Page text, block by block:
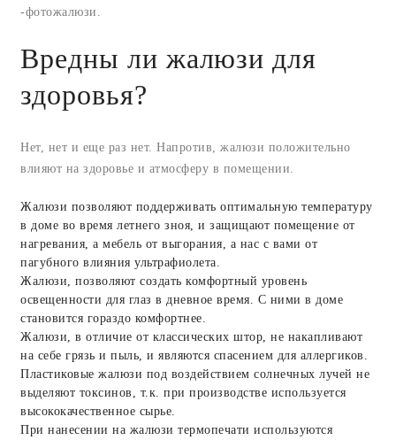
-фотожалюзи.
Вредны ли жалюзи для
здоровья?
Нет, нет и еще раз нет. Напротив, жалюзи положительно
влияют на здоровье и атмосферу в помещении.
Жалюзи позволяют поддерживать оптимальную температуру
в доме во время летнего зноя, и защищают помещение от
нагревания, а мебель от выгорания, а нас с вами от
пагубного влияния ультрафиолета.
Жалюзи, позволяют создать комфортный уровень
освещенности для глаз в дневное время. С ними в доме
становится гораздо комфортнее.
Жалюзи, в отличие от классических штор, не накапливают
на себе грязь и пыль, и являются спасением для аллергиков.
Пластиковые жалюзи под воздействием солнечных лучей не
выделяют токсинов, т.к. при производстве используется
высококачественное сырье.
При нанесении на жалюзи термопечати используются